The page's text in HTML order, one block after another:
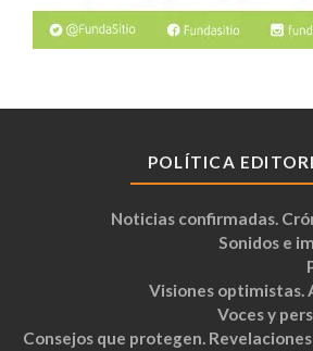
POLÍTICA
Noticias confirmadas.
Sonidos e
Visiones optimistas.
Voces y
Consejos que protegen.